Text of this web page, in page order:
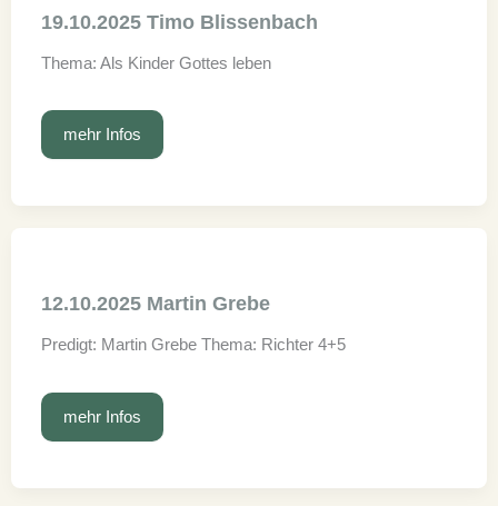
19.10.2025 Timo Blissenbach
Thema: Als Kinder Gottes leben
19.10.2025
Blissenbach
mehr Infos
12.10.2025 Martin Grebe
Predigt: Martin Grebe Thema: Richter 4+5
12.10.2025
Grebe
mehr Infos